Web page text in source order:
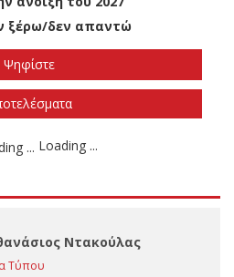
γίνουν οι εθνικές
του 2026
άνοιξη του 2027
ξέρω/δεν απαντώ